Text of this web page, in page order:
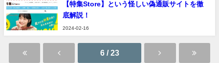
【特集Store】という怪しい偽通販サイトを徹
底解説！
2024-02-16
6 / 23